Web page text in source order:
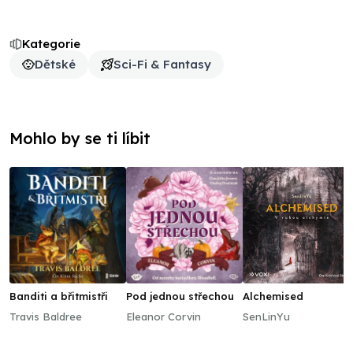
Kategorie
Dětské
Sci-Fi & Fantasy
Mohlo by se ti líbit
Banditi a břitmistři
Travis Baldree
Pod jednou střechou
Eleanor Corvin
Alchemised
SenLinYu